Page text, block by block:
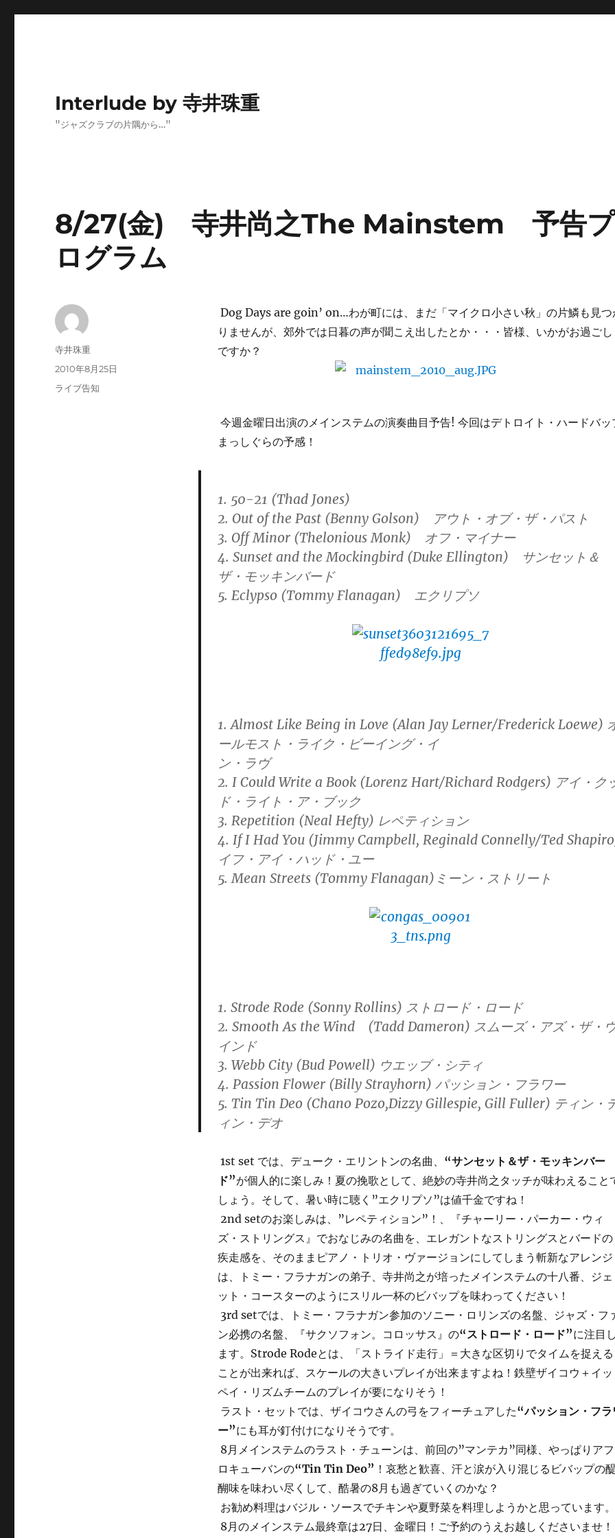
Interlude by 寺井珠重
"ジャズクラブの片隅から…"
8/27(金) 寺井尚之The Mainstem 予告プ
ログラム
Dog Days are goin’ on…わが町には、まだ「マイクロ小さい秋」の片鱗も見つ
りませんが、郊外では日暮の声が聞こえ出したとか・・・皆様、いかがお過ごし
ですか？
今週金曜日出演のメインステムの演奏曲目予告! 今回はデトロイト・ハードバッ
まっしぐらの予感！
1. 50-21 (Thad Jones)
2. Out of the Past (Benny Golson) アウト・オブ・ザ・パスト
3. Off Minor (Thelonious Monk) オフ・マイナー
4. Sunset and the Mockingbird (Duke Ellington) サンセット＆
ザ・モッキンバード
5. Eclypso (Tommy Flanagan) エクリプソ
1. Almost Like Being in Love (Alan Jay Lerner/Frederick Loewe)
ールモスト・ライク・ビーイング・イ
ン・ラヴ
2. I Could Write a Book (Lorenz Hart/Richard Rodgers) アイ・ク
ド・ライト・ア・ブック
3. Repetition (Neal Hefty) レペティション
4. If I Had You (Jimmy Campbell, Reginald Connelly/Ted
イフ・アイ・ハッド・ユー
5. Mean Streets (Tommy Flanagan)ミーン・ストリート
1. Strode Rode (Sonny Rollins) ストロード・ロード
2. Smooth As the Wind (Tadd Dameron) スムーズ・アズ・ザ・
インド
3. Webb City (Bud Powell) ウエッブ・シティ
4. Passion Flower (Billy Strayhorn) パッション・フラワー
5. Tin Tin Deo (Chano Pozo,Dizzy Gillespie, Gill Fuller) ティン・
ィン・デオ
1st set では、デューク・エリントンの名曲、 “サンセット＆ザ・モッキンバー
ド”が個人的に楽しみ！夏の挽歌として、絶妙の寺井尚之タッチが味わえること
しょう。そして、暑い時に聴く”エクリプソ”は値千金ですね！
2nd setのお楽しみは、”レペティション”！、『チャーリー・パーカー・ウィ
ズ・ストリングス』でおなじみの名曲を、エレガントなストリングスとバードの
疾走感を、そのままピアノ・トリオ・ヴァージョンにしてしまう斬新なアレンジ
は、トミー・フラナガンの弟子、寺井尚之が培ったメインステムの十八番、ジェ
ット・コースターのようにスリル一杯のビバップを味わってください！
3rd setでは、トミー・フラナガン参加のソニー・ロリンズの名盤、ジャズ・フ
ン必携の名盤、『サクソフォン。コロッサス』の“ストロード・ロード”に注目し
ます。Strode Rodeとは、「ストライド走行」＝大きな区切りでタイムを捉える
ことが出来れば、スケールの大きいプレイが出来ますよね！鉄壁ザイコウ＋イッ
ペイ・リズムチームのプレイが要になりそう！
ラスト・セットでは、ザイコウさんの弓をフィーチュアした“パッション・フラ
ー”にも耳が釘付けになりそうです。
8月メインステムのラスト・チューンは、前回の”マンテカ”同様、やっぱりアフ
ロキューバンの“Tin Tin Deo” ！哀愁と歓喜、汗と涙が入り混じるビバップの醍
醐味を味わい尽くして、酷暑の8月も過ぎていくのかな？
お勧め料理はバジル・ソースでチキンや夏野菜を料理しようかと思っています。
8月のメインステム最終章は27日、金曜日！ご予約のうえお越しくださいませ！
投
寺井珠重
投
稿
2010年8月25日
カ
ライブ告知